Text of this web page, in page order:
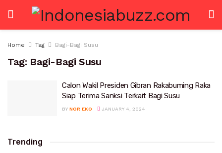
Home Tag Bagi-Bagi Susu
Tag: Bagi-Bagi Susu
Calon Wakil Presiden Gibran Rakabuming Raka
Siap Terima Sanksi Terkait Bagi Susu
BY NOR EKO JANUARY 4, 2024
Trending